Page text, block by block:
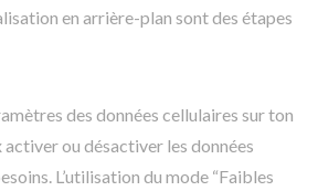
en arrière-plan sont des étapes
des données cellulaires sur ton
activer ou désactiver les données
L’utilisation du mode “Faibles